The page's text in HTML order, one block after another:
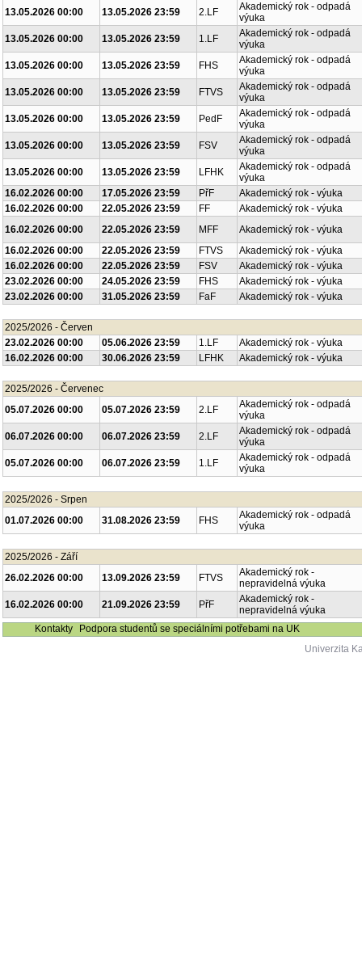
13.05.2026 00:00
13.05.2026 23:59 2.LF
Akademický rok - odpadá
výuka
13.05.2026 00:00
13.05.2026 23:59 1.LF
Akademický rok - odpadá
výuka
13.05.2026 00:00
13.05.2026 23:59 FHS
Akademický rok - odpadá
výuka
13.05.2026 00:00
13.05.2026 23:59 FTVS
Akademický rok - odpadá
výuka
13.05.2026 00:00
13.05.2026 23:59 PedF
Akademický rok - odpadá
výuka
13.05.2026 00:00
13.05.2026 23:59 FSV
Akademický rok - odpadá
výuka
13.05.2026 00:00
13.05.2026 23:59 LFHK
Akademický rok - odpadá
výuka
16.02.2026 00:00
17.05.2026 23:59 PřF
Akademický rok - výuka
16.02.2026 00:00
22.05.2026 23:59 FF
Akademický rok - výuka
16.02.2026 00:00
22.05.2026 23:59 MFF
Akademický rok - výuka
16.02.2026 00:00
22.05.2026 23:59 FTVS
Akademický rok - výuka
16.02.2026 00:00
22.05.2026 23:59 FSV
Akademický rok - výuka
23.02.2026 00:00
24.05.2026 23:59 FHS
Akademický rok - výuka
23.02.2026 00:00
31.05.2026 23:59 FaF Akademický rok - výuka
2025/2026 - Červen
23.02.2026 00:00
05.06.2026 23:59 1.LF
Akademický rok - výuka
16.02.2026 00:00
30.06.2026 23:59 LFHK Akademický rok - výuka
2025/2026 - Červenec
05.07.2026 00:00
05.07.2026 23:59 2.LF
Akademický rok - odpadá
výuka
06.07.2026 00:00
06.07.2026 23:59 2.LF
Akademický rok - odpadá
výuka
05.07.2026 00:00
06.07.2026 23:59 1.LF
Akademický rok - odpadá
výuka
2025/2026 - Srpen
01.07.2026 00:00
31.08.2026 23:59 FHS
Akademický rok - odpadá
výuka
2025/2026 - Září
26.02.2026 00:00
13.09.2026 23:59 FTVS
Akademický rok -
nepravidelná výuka
16.02.2026 00:00
21.09.2026 23:59 PřF
Akademický rok -
nepravidelná výuka
Kontakty
Podpora studentů se speciálními potřebami na UK
Univerzita